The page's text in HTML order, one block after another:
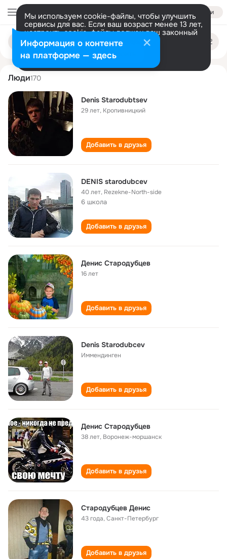
Войти
Мы используем cookie-файлы, чтобы улучшить
сервисы для вас. Если ваш возраст менее 13 лет,
настроить cookie-файлы должен ваш законный
представитель. Больше информации
Разрешить все Настроить
Поиск
людям
denis starodubtsev
Люди170
Denis Starodubtsev
29 лет, Кропивницкий
Добавить в друзья
DENIS starodubcev
40 лет, Rezekne-North-side
6 школа
Добавить в друзья
Денис Стародубцев
16 лет
Добавить в друзья
Denis Starodubcev
Иммендинген
Добавить в друзья
Денис Стародубцев
38 лет, Воронеж-моршанск
Добавить в друзья
Стародубцев Денис
43 года,Санкт-Петербург
Добавить в друзья
Информация о контенте
на платформе — здесь